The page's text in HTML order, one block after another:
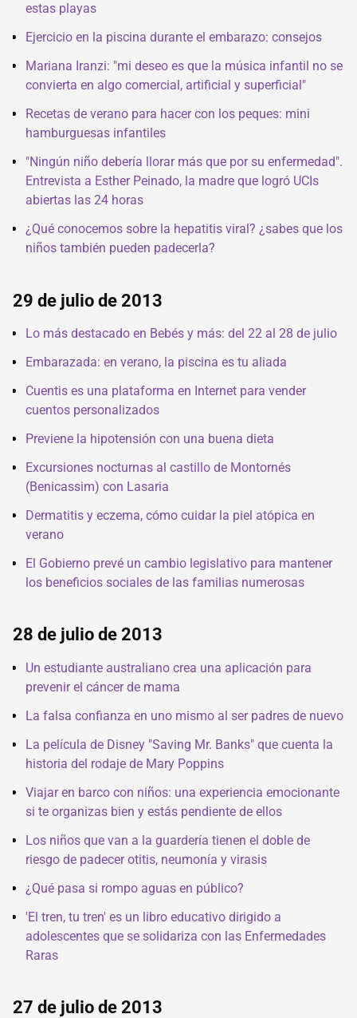
estas playas
Ejercicio en la piscina durante el embarazo: consejos
Mariana Iranzi: "mi deseo es que la música infantil no se
convierta en algo comercial, artificial y superficial"
Recetas de verano para hacer con los peques: mini
hamburguesas infantiles
"Ningún niño debería llorar más que por su enfermedad".
Entrevista a Esther Peinado, la madre que logró UCIs
abiertas las 24 horas
¿Qué conocemos sobre la hepatitis viral? ¿sabes que los
niños también pueden padecerla?
29 de julio de 2013
Lo más destacado en Bebés y más: del 22 al 28 de julio
Embarazada: en verano, la piscina es tu aliada
Cuentis es una plataforma en Internet para vender
cuentos personalizados
Previene la hipotensión con una buena dieta
Excursiones nocturnas al castillo de Montornés
(Benicassim) con Lasaria
Dermatitis y eczema, cómo cuidar la piel atópica en
verano
El Gobierno prevé un cambio legislativo para mantener
los beneficios sociales de las familias numerosas
28 de julio de 2013
Un estudiante australiano crea una aplicación para
prevenir el cáncer de mama
La falsa confianza en uno mismo al ser padres de nuevo
La película de Disney "Saving Mr. Banks" que cuenta la
historia del rodaje de Mary Poppins
Viajar en barco con niños: una experiencia emocionante
si te organizas bien y estás pendiente de ellos
Los niños que van a la guardería tienen el doble de
riesgo de padecer otitis, neumonía y virasis
¿Qué pasa si rompo aguas en público?
'El tren, tu tren' es un libro educativo dirigido a
adolescentes que se solidariza con las Enfermedades
Raras
27 de julio de 2013